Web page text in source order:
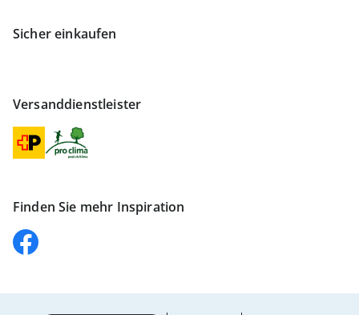
Sicher einkaufen
Versanddienstleister
Finden Sie mehr Inspiration